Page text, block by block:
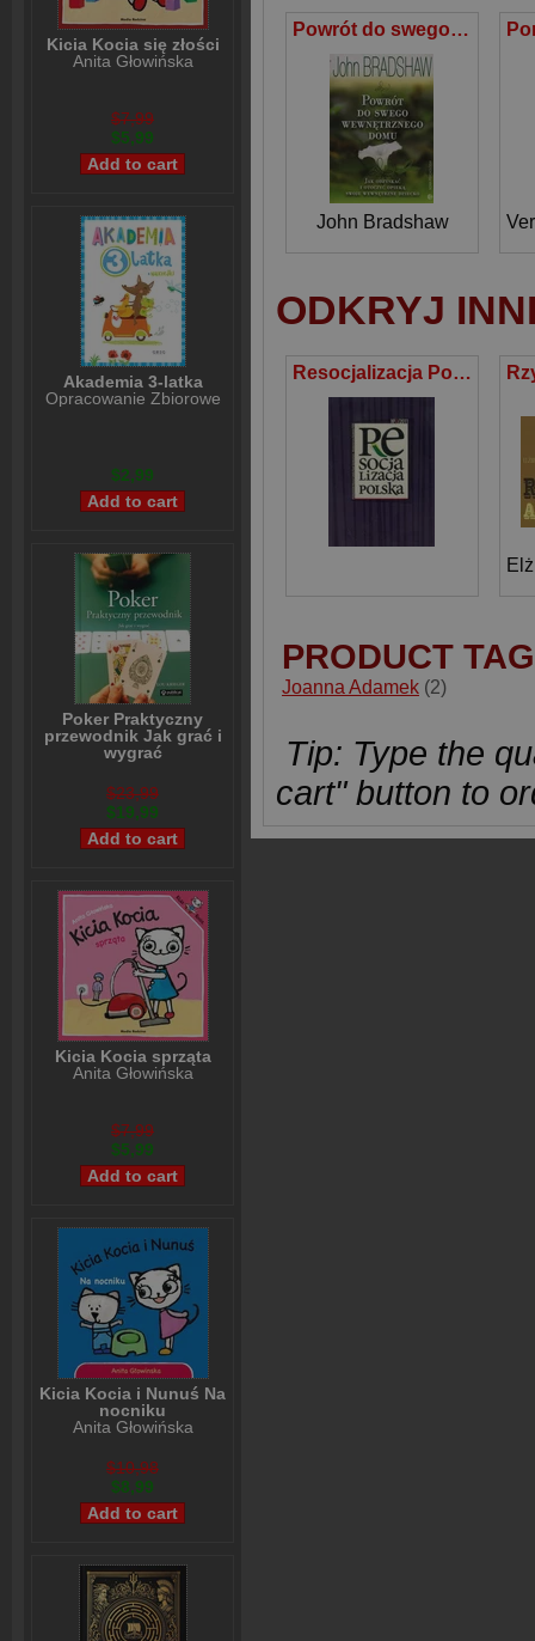
Kicia Kocia się złości
Anita Głowińska
$7,99
$5,99
Akademia 3-latka
Opracowanie Zbiorowe
$2,99
Poker Praktyczny
przewodnik Jak grać i
wygrać
$23,99
$19,99
Kicia Kocia sprząta
Anita Głowińska
$7,99
$5,99
Kicia Kocia i Nunuś Na
nocniku
Anita Głowińska
$10,98
$8,99
Powrót do swego wewnętrznego domu Jak odzyskać i otoczyć opieką swoje wewnętrzne dziecko
John Bradshaw
ODKRYJ
Resocjalizacja Polska nr 2/2011
PRODUCT
Joanna Adamek (2)
Tip: Type the
cart" button to